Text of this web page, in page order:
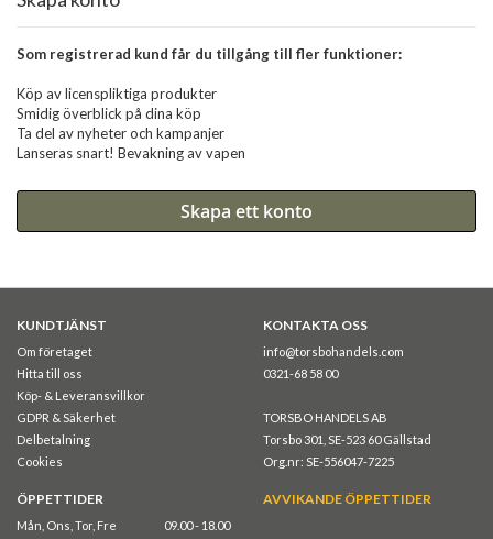
Som registrerad kund får du tillgång till fler funktioner:
Köp av licenspliktiga produkter
Smidig överblick på dina köp
Ta del av nyheter och kampanjer
Lanseras snart! Bevakning av vapen
Skapa ett konto
KUNDTJÄNST
Om företaget
Hitta till oss
Köp- & Leveransvillkor
GDPR & Säkerhet
Delbetalning
Cookies
KONTAKTA OSS
info@torsbohandels.com
0321-68 58 00
TORSBO HANDELS AB
Torsbo 301, SE-523 60 Gällstad
Org.nr: SE-556047-7225
ÖPPETTIDER
Mån, Ons, Tor, Fre 09.00 - 18.00
AVVIKANDE ÖPPETTIDER